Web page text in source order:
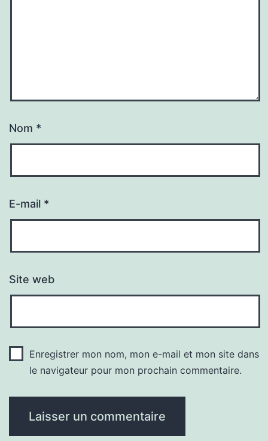
Nom *
E-mail *
Site web
Enregistrer mon nom, mon e-mail et mon site dans
le navigateur pour mon prochain commentaire.